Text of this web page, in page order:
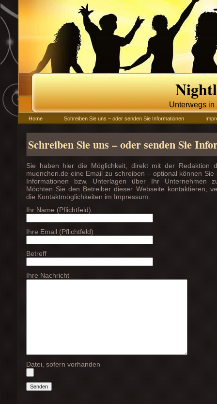
Unterwegs in
Home Schreiben Sie uns – oder senden Sie Informationen
Schreiben Sie uns – oder senden Sie
Sie haben hier die Möglichkeit, direkt mit der Redaktion
muenchen.de eine Email zu schreiben – optional können
Informationen bzw. Unterlagen über Ihr Unternehmen
Möchten Sie den Betreiber dieser Webseite kontaktieren,
die Kontaktmöglichkeiten im Impressum.
Ihr Name (Pflichtfeld)
Ihre Email (Pflichtfeld)
Betreff
Ihre Nachricht
Datei, sofern vorhanden